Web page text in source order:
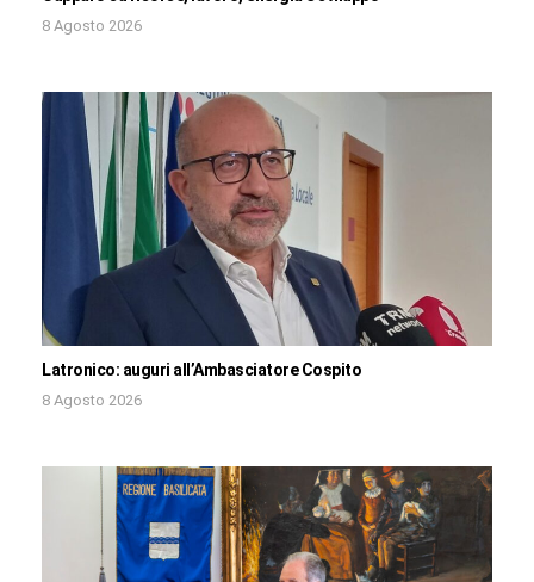
8 Agosto 2026
Latronico: auguri all’Ambasciatore Cospito
8 Agosto 2026